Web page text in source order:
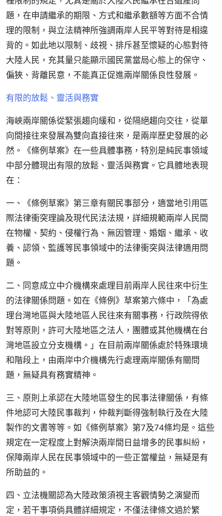
題，在申請繼承的期限、方式和繼承數額等方面不合情
理的限制，與立法精神所強調兩岸人民平等對待是相違
背的。如此地以限制、歧視、排斥甚至懷疑的心態對待
大陸人民，充其量只能顯示國民黨當局心態上的保守、
偏狹、背離民意，不能真正促進兩岸關係良性發展。
有限的放鬆、靈活與務實
海峽兩岸關係從緊張趨向緩和，從隔絕趨向交往，從單
向間接往來發展為雙向直接往來，是兩岸歷史發展的必
然。《條例草案》在一些具體事務，特別是純民事領域
中部分體現出有限的放鬆、靈活與務實。它具體地表現
在：
一、《條例草案》第三章有關民事部分，適當地引用區
際法律衝突理論及現代民法法規，詳細規範兩岸人民間
在物權、契約、侵權行為、無因管理、婚姻、繼承、收
養、認領、監護等民事領域中的法律衝突與法律適用問
題。
二、同意成立中介機構來處理目前兩岸人民往來中衍生
的法律關係問題。如在《條例》草案第六條中，「為處
理台灣地區與大陸地區人民往來有關事務，行政院得依
對等原則，許可大陸地區之法人，團體或其他機構在台
灣地區設立分支機構。」在目前兩岸關係處於特殊環境
和階段上，由兩岸中介機構先行處理兩岸關係有關問
題，無疑具有務實精神。
三、原則上承認在大陸地區發生的民事法律關係，有條
件地認可大陸民事裁判，仲裁判斷得強制執行及在大陸
製作的文書等等。如《條例草案》第7及74條均是。這些
規定在一定程度上對解決兩岸間日益增多的民事糾紛，
保障兩岸人民在民事領域中的一些正當權益，無疑是有
所助益的。
四、立法機關認為大陸政策須視主客觀情勢之演變而
定，若干事項倘具體詳細規定，不僅法律條文過於繁